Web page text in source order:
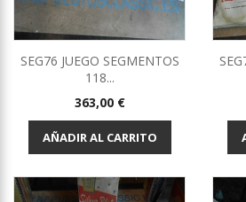
SEG76 JUEGO SEGMENTOS
118...
Precio
363,00 €
AÑADIR AL CARRITO